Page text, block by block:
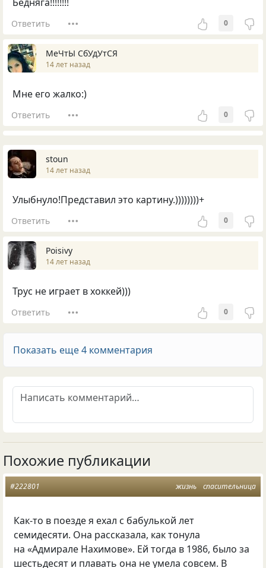
Ответить 0
МеЧтЫ СбУдУтСЯ
14 лет назад
Мне его жалко:)
Ответить 0
stoun
14 лет назад
Улыбнуло!Представил это картину.))))))))+
Ответить 0
Poisivy
14 лет назад
Трус не играет в хоккей)))
Ответить 0
Показать еще 4 комментария
Похожие публикации
жизнь спасительница
#222801
Как-то в поезде я ехал с бабулькой лет
семидесяти. Она рассказала, как тонула
на «Адмирале Нахимове». Ей тогда в 1986, было за
шестьдесят и плавать она не умела совсем. В